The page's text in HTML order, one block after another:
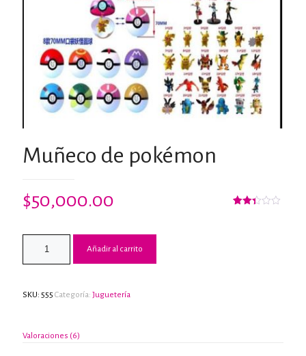
Muñeco de pokémon
$50,000.00
Añadir al carrito
SKU: 555 Categoría: Juguetería
Valoraciones (6)